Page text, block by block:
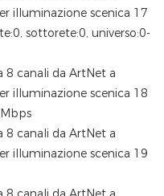
sottorete:0, universo:0-